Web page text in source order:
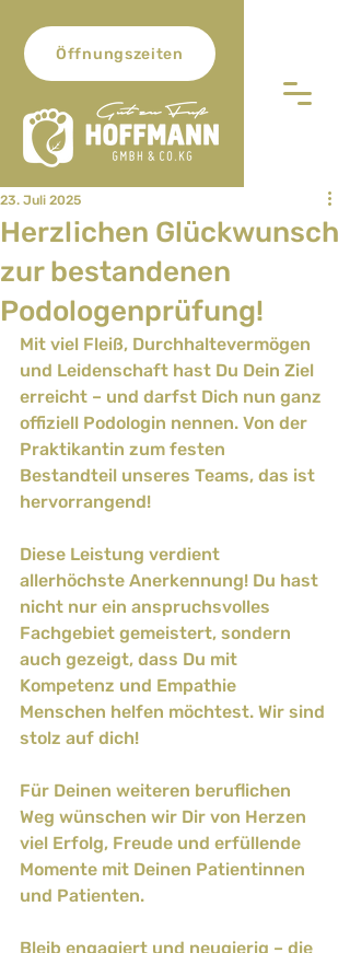
Öffnungszeiten
Herzlichen Glückwunsch
zur bestandenen
Podologenprüfung!
23. Juli 2025
Mit viel Fleiß, Durchhaltevermögen
und Leidenschaft hast Du Dein Ziel
erreicht – und darfst Dich nun ganz
offiziell Podologin nennen. Von der
Praktikantin zum festen
Bestandteil unseres Teams, das ist
hervorrangend!
Diese Leistung verdient
allerhöchste Anerkennung! Du hast
nicht nur ein anspruchsvolles
Fachgebiet gemeistert, sondern
auch gezeigt, dass Du mit
Kompetenz und Empathie
Menschen helfen möchtest. Wir sind
stolz auf dich!
Für Deinen weiteren beruflichen
Weg wünschen wir Dir von Herzen
viel Erfolg, Freude und erfüllende
Momente mit Deinen Patientinnen
und Patienten.
Bleib engagiert und neugierig – die